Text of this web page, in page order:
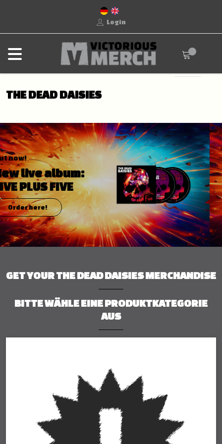
Login
THE DEAD DAISIES
GET YOUR THE DEAD DAISIES MERCHANDISE
BITTE WÄHLE EINE PRODUKTKATEGORIE
AUS